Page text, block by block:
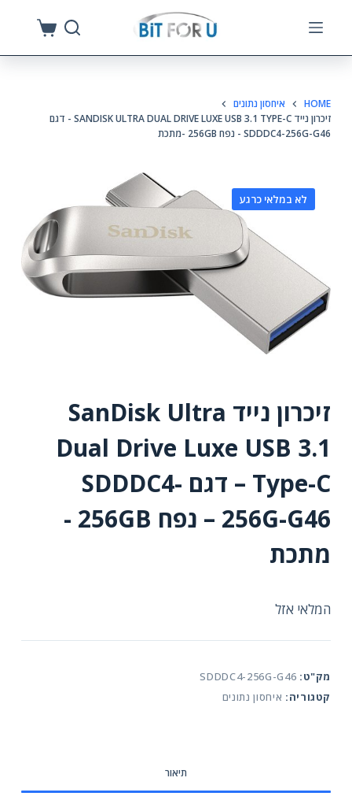
HOME
איחסון נתונים
זיכרון נייד SANDISK ULTRA DUAL DRIVE LUXE USB 3.1 TYPE-C - דגם
SDDDC4-256G-G46 - נפח 256GB -מתכת
לא במלאי כרגע
זיכרון נייד SanDisk Ultra
Dual Drive Luxe USB 3.1
Type-C – דגם SDDDC4-
256G-G46 – נפח 256GB -
מתכת
המלאי אזל
מק"ט: SDDDC4-256G-G46
קטגוריה: איחסון נתונים
תיאור